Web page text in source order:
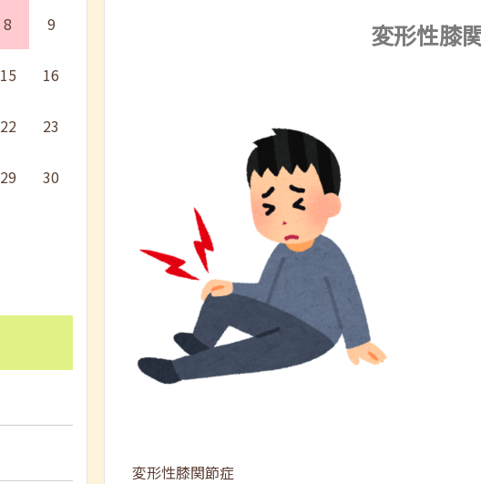
変形性膝
変形性膝関節症
8 9
15 16
22 23
29 30